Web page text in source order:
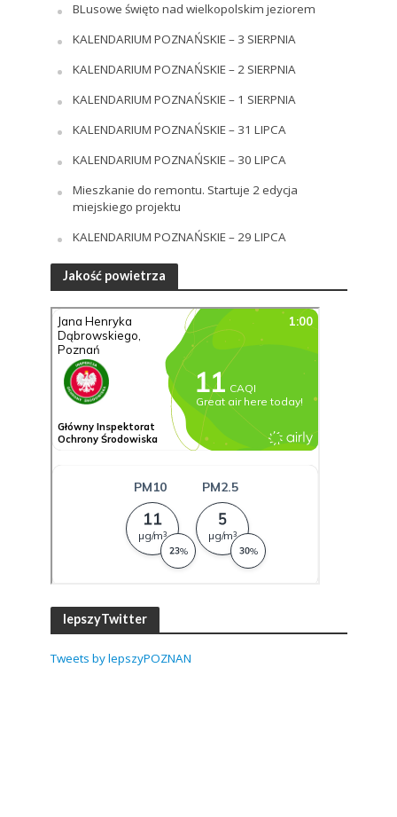
BLusowe święto nad wielkopolskim jeziorem
KALENDARIUM POZNAŃSKIE – 3 SIERPNIA
KALENDARIUM POZNAŃSKIE – 2 SIERPNIA
KALENDARIUM POZNAŃSKIE – 1 SIERPNIA
KALENDARIUM POZNAŃSKIE – 31 LIPCA
KALENDARIUM POZNAŃSKIE – 30 LIPCA
Mieszkanie do remontu. Startuje 2 edycja
miejskiego projektu
KALENDARIUM POZNAŃSKIE – 29 LIPCA
Jakość powietrza
lepszyTwitter
Tweets by lepszyPOZNAN